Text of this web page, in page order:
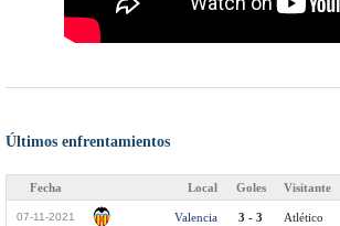
Últimos enfrentamientos
Fecha Local Goles Visitante
07-11-2021 Valencia 3 - 3 Atlético